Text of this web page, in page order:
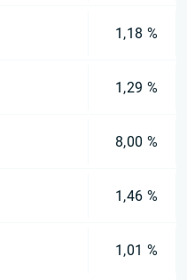
1,18 %
1,29 %
8,00 %
1,46 %
1,01 %